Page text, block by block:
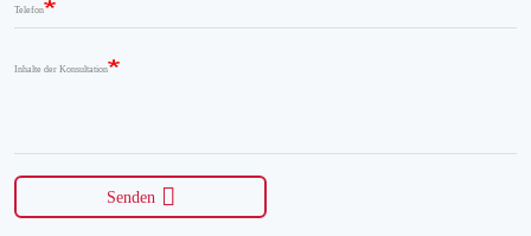
Telefon
Inhalte der Konsultation
Senden